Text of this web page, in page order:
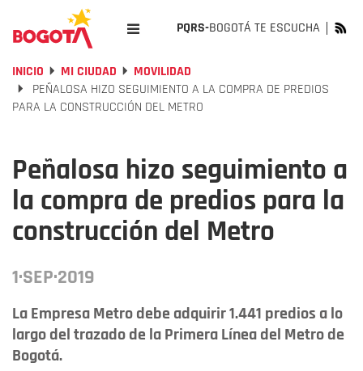
PQRS-BOGOTÁ TE ESCUCHA
INICIO MI CIUDAD
MOVILIDAD
PEÑALOSA HIZO SEGUIMIENTO A LA COMPRA DE PREDIOS
PARA LA CONSTRUCCIÓN DEL METRO
Peñalosa hizo seguimiento a
la compra de predios para la
construcción del Metro
1·SEP·2019
La Empresa Metro debe adquirir 1.441 predios a lo
largo del trazado de la Primera Línea del Metro de
Bogotá.